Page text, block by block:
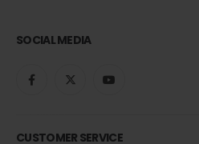
SOCIAL MEDIA
CUSTOMER SERVICE